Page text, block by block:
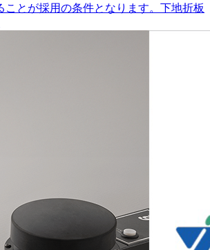
ことが採用の条件となります。下地折板